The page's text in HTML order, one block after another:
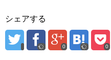
シェアする
0 0